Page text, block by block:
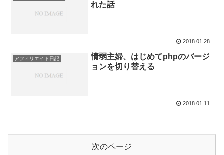
れた話
2018.01.28
アフィリエイト日記
情弱主婦、はじめてphpのバージ
ョンを切り替える
2018.01.11
次のページ